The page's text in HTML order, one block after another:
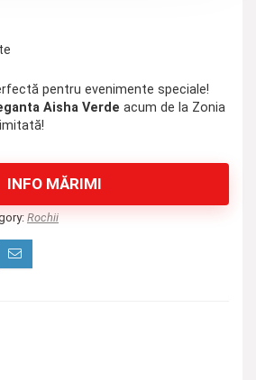
pentru evenimente speciale!
Aisha Verde acum de la Zonia
INFO MĂRIMI
Rochii